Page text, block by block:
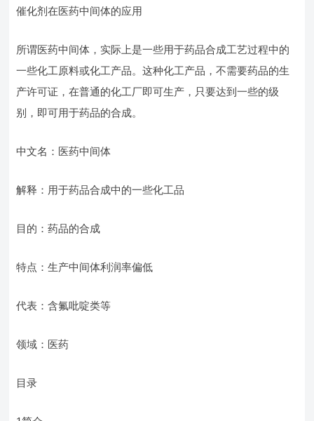
催化剂在医药中间体的应用
所谓医药中间体，实际上是一些用于药品合成工艺过程中的
一些化工原料或化工产品。这种化工产品，不需要药品的生
产许可证，在普通的化工厂即可生产，只要达到一些的级
别，即可用于药品的合成。
中文名：医药中间体
解释：用于药品合成中的一些化工品
目的：药品的合成
特点：生产中间体利润率偏低
代表：含氟吡啶类等
领域：医药
目录